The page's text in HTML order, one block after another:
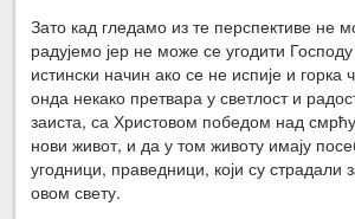
Зато кад гледамо из те перспективе не
радујемо јер не може се угодити
истински начин ако се не испије и
онда некако претвара у светлост и
заиста, са Христовом победом над
нови живот, и да у том животу имају
угодници, праведници, који су страдали
овом свету.